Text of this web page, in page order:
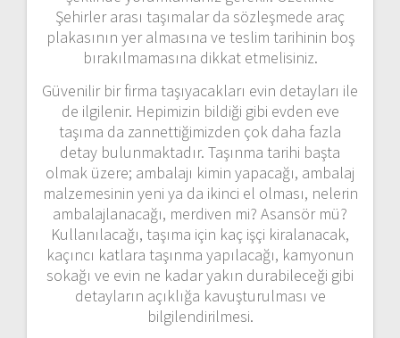
Şehirler arası taşımalar da sözleşmede araç
plakasının yer almasına ve teslim tarihinin boş
bırakılmamasına dikkat etmelisiniz.
Güvenilir bir firma taşıyacakları evin detayları ile
de ilgilenir. Hepimizin bildiği gibi evden eve
taşıma da zannettiğimizden çok daha fazla
detay bulunmaktadır. Taşınma tarihi başta
olmak üzere; ambalajı kimin yapacağı, ambalaj
malzemesinin yeni ya da ikinci el olması, nelerin
ambalajlanacağı, merdiven mi? Asansör mü?
Kullanılacağı, taşıma için kaç işçi kiralanacak,
kaçıncı katlara taşınma yapılacağı, kamyonun
sokağı ve evin ne kadar yakın durabileceği gibi
detayların açıklığa kavuşturulması ve
bilgilendirilmesi.